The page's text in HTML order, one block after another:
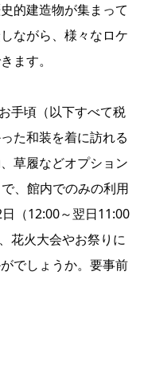
的建造物が集まって
ながら、様々なロケ
ます。
手頃（以下すべて税
た和装を着に訪れる
草履などオプション
、館内でのみの利用
（12:00～翌日11:00
花火大会やお祭りに
でしょうか。要事前